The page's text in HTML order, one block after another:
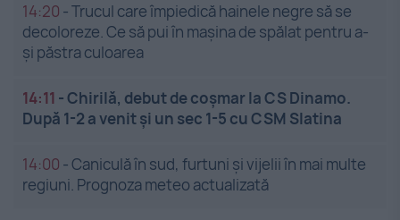
14:20 -Trucul care împiedică hainele negre să se
decoloreze. Ce să pui în mașina de spălat pentru a-
și păstra culoarea
14:11 -Chirilă, debut de coșmar la CS Dinamo.
După 1-2 a venit și un sec 1-5 cu CSM Slatina
14:00 -Caniculă în sud, furtuni și vijelii în mai multe
regiuni. Prognoza meteo actualizată